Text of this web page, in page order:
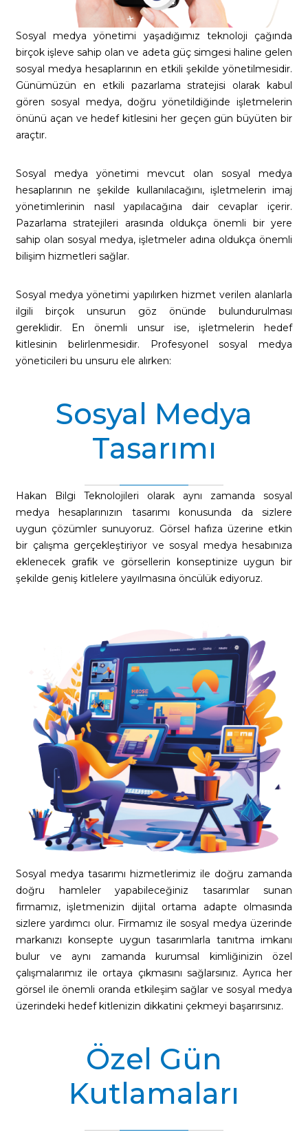
Sosyal medya yönetimi yaşadığımız teknoloji çağında
birçok işleve sahip olan ve adeta güç simgesi haline gelen
sosyal medya hesaplarının en etkili şekilde yönetilmesidir.
Günümüzün en etkili pazarlama stratejisi olarak kabul
gören sosyal medya, doğru yönetildiğinde işletmelerin
önünü açan ve hedef kitlesini her geçen gün büyüten bir
araçtır.
Sosyal medya yönetimi mevcut olan sosyal medya
hesaplarının ne şekilde kullanılacağını, işletmelerin imaj
yönetimlerinin nasıl yapılacağına dair cevaplar içerir.
Pazarlama stratejileri arasında oldukça önemli bir yere
sahip olan sosyal medya, işletmeler adına oldukça önemli
bilişim hizmetleri sağlar.
Sosyal medya yönetimi yapılırken hizmet verilen alanlarla
ilgili birçok unsurun göz önünde bulundurulması
gereklidir. En önemli unsur ise, işletmelerin hedef
kitlesinin belirlenmesidir. Profesyonel sosyal medya
yöneticileri bu unsuru ele alırken:
Sosyal Medya
Tasarımı
Hakan Bilgi Teknolojileri olarak aynı zamanda sosyal
medya hesaplarınızın tasarımı konusunda da sizlere
uygun çözümler sunuyoruz. Görsel hafıza üzerine etkin
bir çalışma gerçekleştiriyor ve sosyal medya hesabınıza
eklenecek grafik ve görsellerin konseptinize uygun bir
şekilde geniş kitlelere yayılmasına öncülük ediyoruz.
Sosyal medya tasarımı hizmetlerimiz ile doğru zamanda
doğru hamleler yapabileceğiniz tasarımlar sunan
firmamız, işletmenizin dijital ortama adapte olmasında
sizlere yardımcı olur. Firmamız ile sosyal medya üzerinde
markanızı konsepte uygun tasarımlarla tanıtma imkanı
bulur ve aynı zamanda kurumsal kimliğinizin özel
çalışmalarımız ile ortaya çıkmasını sağlarsınız. Ayrıca her
görsel ile önemli oranda etkileşim sağlar ve sosyal medya
üzerindeki hedef kitlenizin dikkatini çekmeyi başarırsınız.
Özel Gün
Kutlamaları